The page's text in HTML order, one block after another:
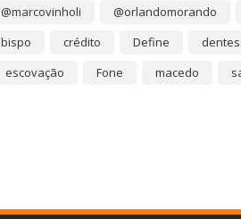
@marcovinholi
@orlandomorando
bispo crédito Define
dentes
escovação Fone macedo